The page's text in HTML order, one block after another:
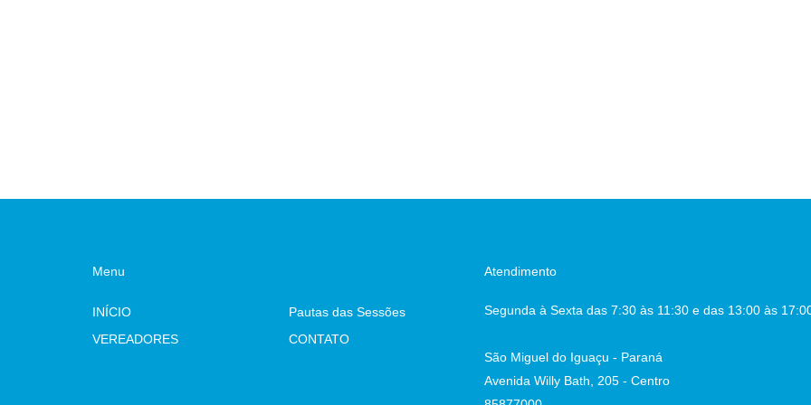
Menu
INÍCIO
Pautas das Sessões
VEREADORES
CONTATO
Atendimento
Segunda à Sexta das 7:30 às 11:30 e das 13:00 às
São Miguel do Iguaçu - Paraná
Avenida Willy Bath, 205 - Centro